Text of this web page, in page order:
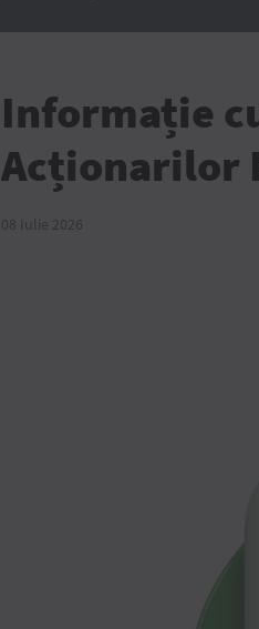
Informație
Acționarilor
08 Iulie 2026